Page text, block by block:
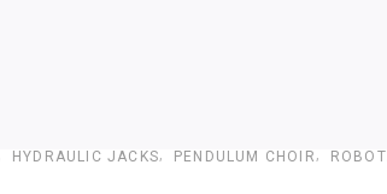
HYDRAULIC JACKS PENDULUM CHOIR ROBOT